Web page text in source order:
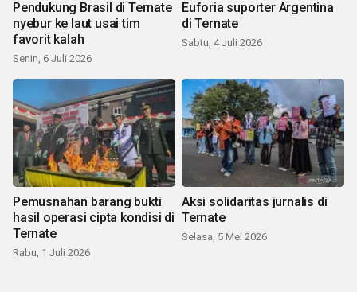
Pendukung Brasil di Ternate
nyebur ke laut usai tim
favorit kalah
Senin, 6 Juli 2026
Euforia suporter Argentina
di Ternate
Sabtu, 4 Juli 2026
Pemusnahan barang bukti
hasil operasi cipta kondisi di
Ternate
Rabu, 1 Juli 2026
Aksi solidaritas jurnalis di
Ternate
Selasa, 5 Mei 2026